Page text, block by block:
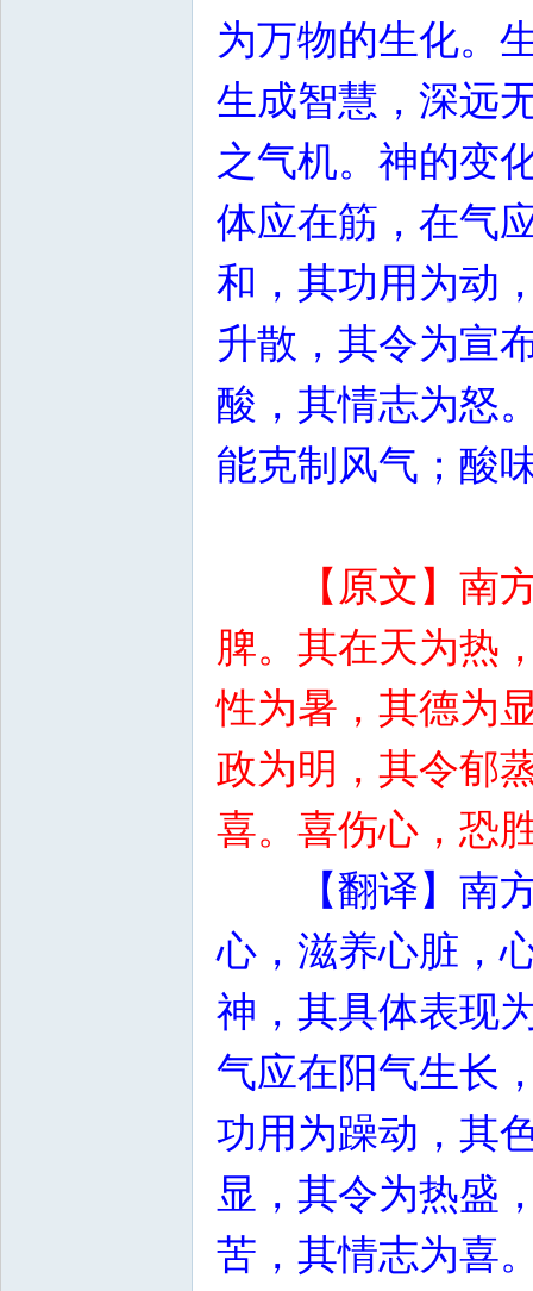
为万物的生化。
生成智慧，深远
之气机。神的变
体应在筋，在气
和，其功用为动
升散，其令为宣
酸，其情志为怒
能克制风气；酸
【原文】南
脾。其在天为热
性为暑，其德为
政为明，其令郁
喜。喜伤心，恐
【翻译】南
心，滋养心脏，
神，其具体表现
气应在阳气生长
功用为躁动，其
显，其令为热盛
苦，其情志为喜